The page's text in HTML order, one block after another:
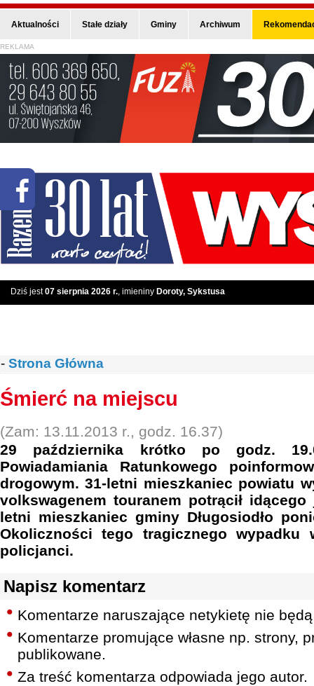
Aktualności Stałe działy Gminy Archiwum
REKLAMA
Dziś jest07 sierpnia 2026 r., imieniny Doroty, Sykstusa
- Strona Główna
Śmierć na miejscu
(Zam: 13.11.2013 r., godz. 16.37)
29 października krótko po godz.
Powiadamiania Ratunkowego
drogowym. 31-letni mieszkaniec powiatu
volkswagenem touranem potrącił
letni mieszkaniec gminy Długosiodło
Okoliczności tego tragicznego wypadku
policjanci.
Napisz komentarz
Komentarze naruszające netykietę nie
Komentarze promujące własne np. strony,
publikowane.
Za treść komentarza odpowiada jego autor.